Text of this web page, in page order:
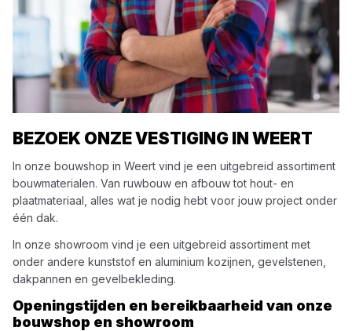
BEZOEK ONZE VESTIGING IN WEERT
In onze bouwshop in Weert vind je een uitgebreid assortiment
bouwmaterialen. Van ruwbouw en afbouw tot hout- en
plaatmateriaal, alles wat je nodig hebt voor jouw project onder
één dak.
In onze showroom vind je een uitgebreid assortiment met
onder andere kunststof en aluminium kozijnen, gevelstenen,
dakpannen en gevelbekleding.
Openingstijden en bereikbaarheid van onze
bouwshop en showroom